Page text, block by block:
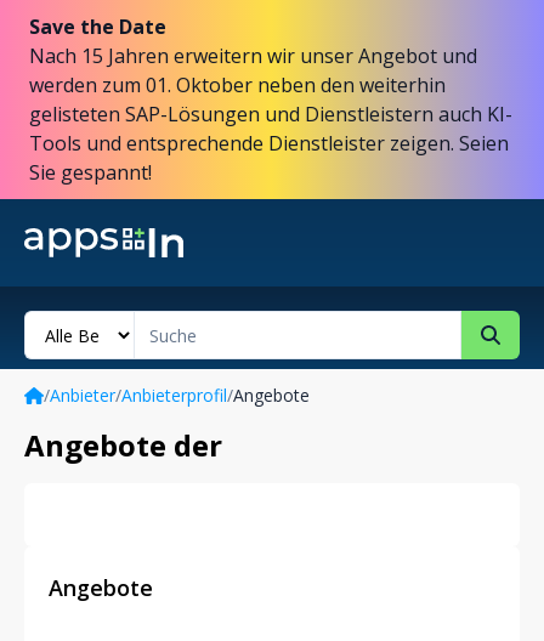
Save the Date
Nach 15 Jahren erweitern wir unser Angebot und
werden zum 01. Oktober neben den weiterhin
gelisteten SAP-Lösungen und Dienstleistern auch KI-
Tools und entsprechende Dienstleister zeigen. Seien
Sie gespannt!
/Anbieter/Anbieterprofil/Angebote
Angebote der
Angebote